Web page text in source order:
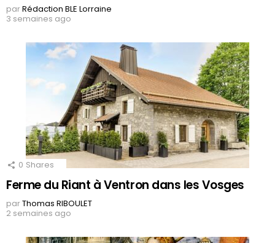
parRédaction BLE Lorraine
3 semaines ago
0 Shares
Ferme du Riant à Ventron dans les Vosges
parThomas RIBOULET
2 semaines ago